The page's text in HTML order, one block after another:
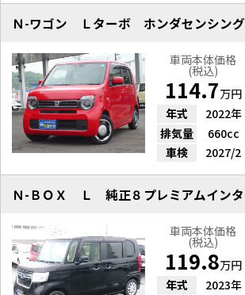
Ｎ-ワゴン Ｌターボ ホンダセンシング
車両本体価格
(税込)
114.7万円
年式
2022年
排気量
660cc
車検
2027/2
車両本体価格
(税込)
119.8万円
年式
2023年